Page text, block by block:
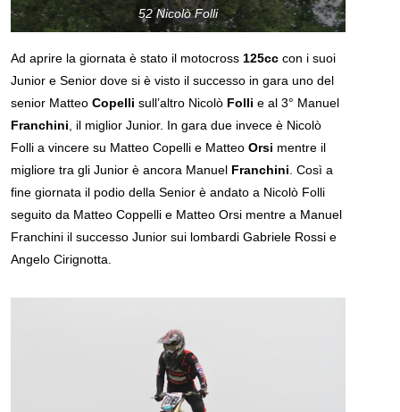
52 Nicolò Folli
Ad aprire la giornata è stato il motocross 125cc con i suoi
Junior e Senior dove si è visto il successo in gara uno del
senior MatteoCopelli sull’altro Nicolò Folli e al 3° Manuel
Franchini , il miglior Junior. In gara due invece è Nicolò
Folli a vincere su Matteo Copelli e MatteoOrsi mentre il
migliore tra gli Junior è ancora Manuel Franchini . Così a
fine giornata il podio della Senior è andato a Nicolò Folli
seguito da Matteo Coppelli e Matteo Orsi mentre a Manuel
Franchini il successo Junior sui lombardi Gabriele Rossi e
Angelo Cirignotta.